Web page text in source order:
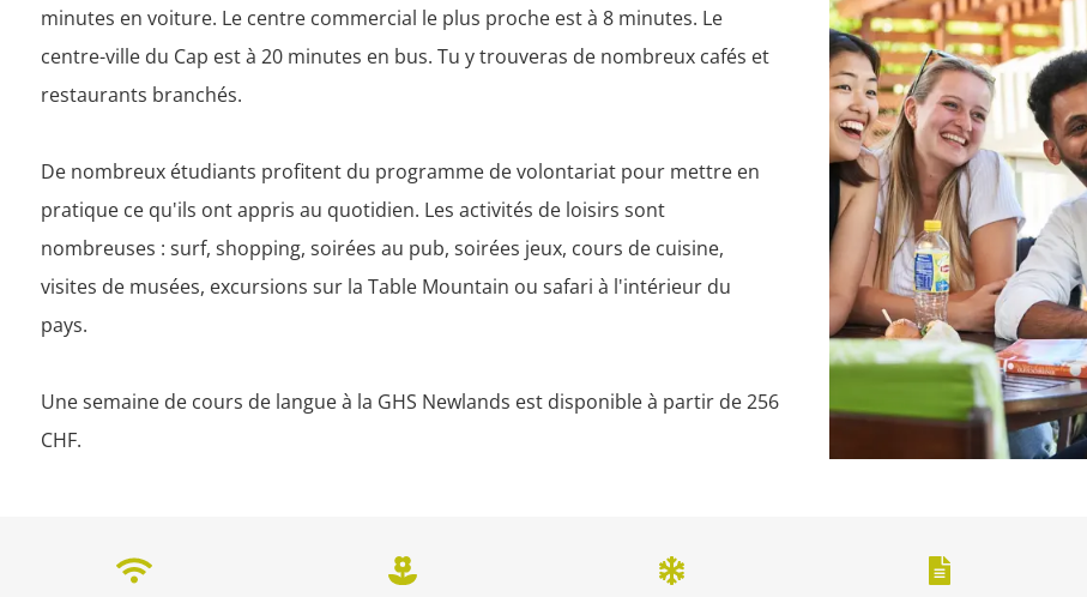
minutes en voiture. Le centre commercial le plus proche est à 8 minutes. Le
centre-ville du Cap est à 20 minutes en bus. Tu y trouveras de nombreux cafés et
restaurants branchés.
De nombreux étudiants profitent du programme de volontariat pour mettre en
pratique ce qu'ils ont appris au quotidien. Les activités de loisirs sont
nombreuses : surf, shopping, soirées au pub, soirées jeux, cours de cuisine,
visites de musées, excursions sur la Table Mountain ou safari à l'intérieur du
pays.
Une semaine de cours de langue à la GHS Newlands est disponible à partir de 256
CHF.